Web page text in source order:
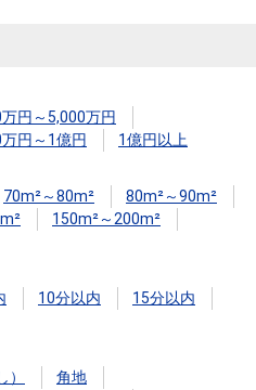
円～5,000万円
円～1億円
1億円以上
70m²～80m²
80m²～90m²
150m²～200m²
10分以内
15分以内
角地